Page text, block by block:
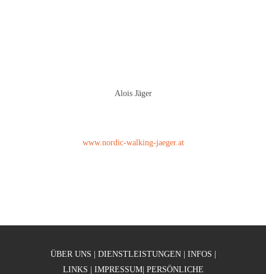
Alois Jäger
www.nordic-walking-jaeger.at
ÜBER UNS DIENSTLEISTUNGEN| INFOS
LINKS
IMPRESSUM| PERSÖNLICHE